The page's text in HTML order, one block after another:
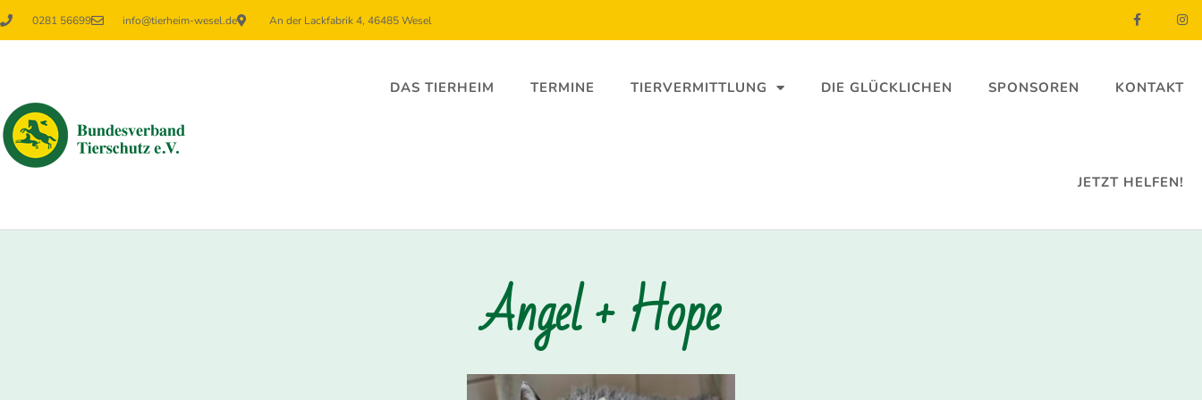
0281 56699 info@tierheim-wesel.de An der Lackfabrik 4, 46485 Wesel
DAS TIERHEIM TERMINE TIERVERMITTLUNG DIE GLÜCKLICHEN SPONSOREN KONTAKT
JETZT HELFEN!
Angel + Hope